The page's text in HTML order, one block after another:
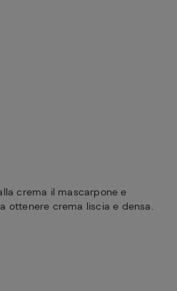
crema il mascarpone e
ottenere crema liscia e densa.